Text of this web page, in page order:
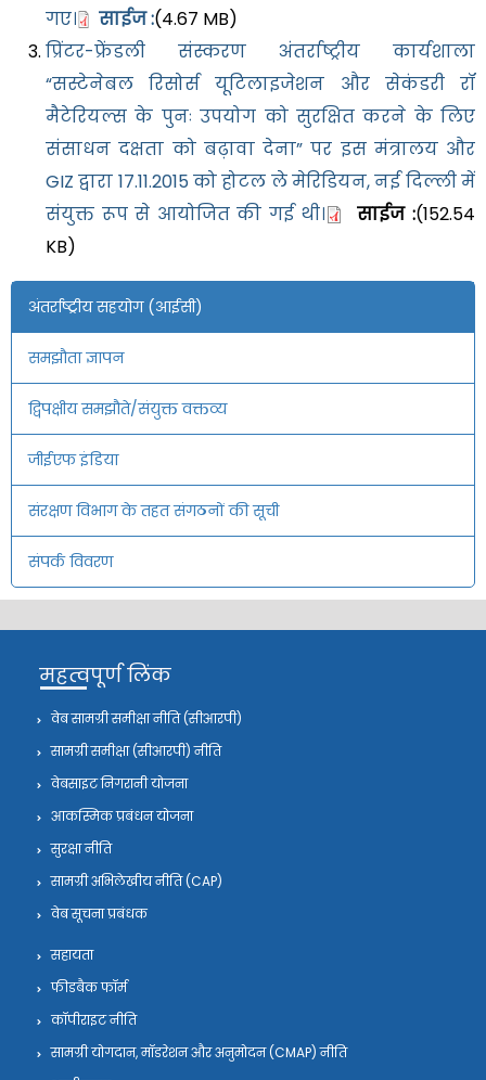
अंतर्राष्ट्रीय सहयोग (आईसी)
समझौता ज्ञापन
द्विपक्षीय समझौते/संयुक्त वक्तव्य
जीईएफ इंडिया
संरक्षण विभाग के तहत संगठनों की सूची
संपर्क विवरण
गए।
साईज :(4.67 MB)
प्रिंटर-फ्रेंडली संस्करण अंतर्राष्ट्रीय कार्यशाला
“सस्टेनेबल रिसोर्स यूटिलाइजेशन और सेकंडरी रॉ
मैटेरियल्स के पुनः उपयोग को सुरक्षित करने के लिए
संसाधन दक्षता को बढ़ावा देना” पर इस मंत्रालय और
GIZ द्वारा 17.11.2015 को होटल ले मेरिडियन, नई दिल्ली में
संयुक्त रूप से आयोजित की गई थी।
साईज :(152.54
KB)
महत्वपूर्ण लिंक
वेब सामग्री समीक्षा नीति (सीआरपी)
सामग्री समीक्षा (सीआरपी) नीति
वेबसाइट निगरानी योजना
आकस्मिक प्रबंधन योजना
सुरक्षा नीति
सामग्री अभिलेखीय नीति (CAP)
वेब सूचना प्रबंधक
सहायता
फीडबैक फॉर्म
कॉपीराइट नीति
सामग्री योगदान, मॉडरेशन और अनुमोदन (CMAP) नीति